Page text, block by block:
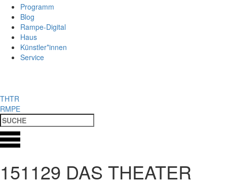
Programm
Blog
Rampe-Digital
Haus
Künstler*innen
Service
THTR
RMPE
151129 DAS THEATER